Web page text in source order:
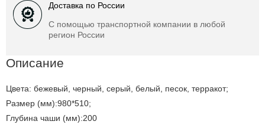
Доставка по России
С помощью транспортной компании в любой
регион России
Описание
Цвета: бежевый, черный, серый, белый, песок, терракот;
Размер (мм):980*510;
Глубина чаши (мм):200